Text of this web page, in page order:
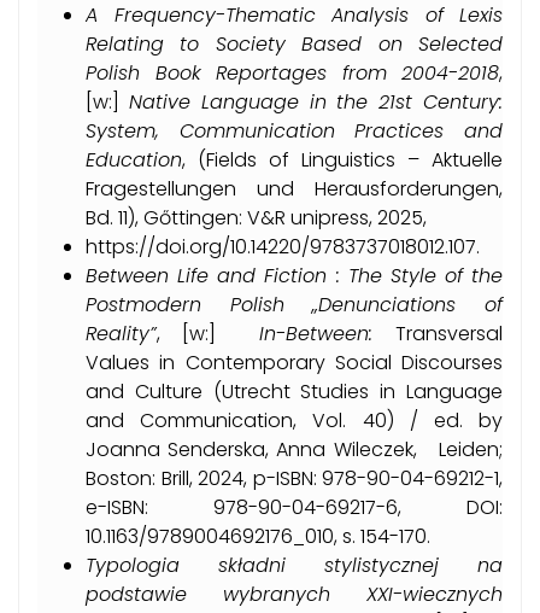
A Frequency-Thematic Analysis of Lexis
Relating to Society Based on Selected
Polish Book Reportages from 2004-2018,
[w:] Native Language in the 21st Century:
System, Communication Practices and
Education, (Fields of Linguistics – Aktuelle
Fragestellungen und Herausforderungen,
Bd. 11), Gőttingen: V&R unipress, 2025,
https://doi.org/10.14220/9783737018012.107.
Between Life and Fiction : The Style of the
Postmodern Polish „Denunciations of
Reality”, [w:] In-Between: Transversal
Values in Contemporary Social Discourses
and Culture (Utrecht Studies in Language
and Communication, Vol. 40) / ed. by
Joanna Senderska, Anna Wileczek, Leiden;
Boston: Brill, 2024, p-ISBN: 978-90-04-69212-1,
e-ISBN: 978-90-04-69217-6, DOI:
10.1163/9789004692176_010, s. 154-170.
Typologia składni stylistycznej na
podstawie wybranych XXI-wiecznych